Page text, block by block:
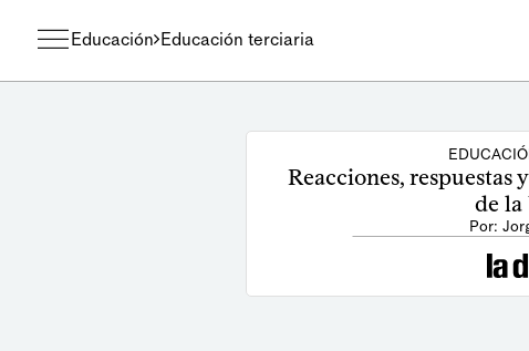
Educación Educación terciaria
Reacciones, respuestas
de la
Por: